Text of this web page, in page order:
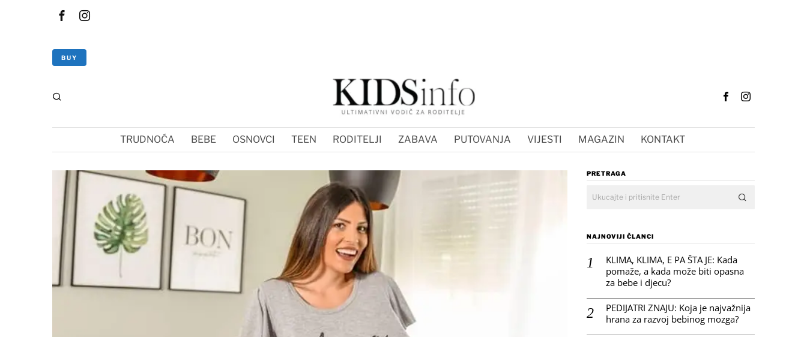
BUY
TRUDNOĆA BEBE OSNOVCI TEEN RODITELJI ZABAVA PUTOVANJA VIJESTI MAGAZIN KONTAKT
PRETRAGA
NAJNOVIJI ČLANCI
KLIMA, KLIMA, E PA ŠTA JE: Kada
pomaže, a kada može biti opasna
za bebe i djecu?
PEDIJATRI ZNAJU: Koja je najvažnija
hrana za razvoj bebinog mozga?